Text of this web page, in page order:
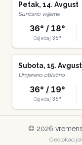
Petak, 14. Avgust
Sunčano vrijeme
36° / 18°
Osjećaj 35°
Subota, 15. Avgust
Umjereno oblačno
36° / 19°
Osjećaj 35°
© 2026